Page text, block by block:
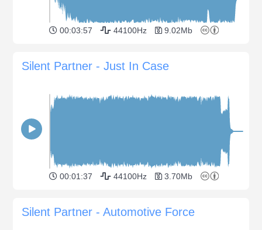
00:03:57 44100Hz 9.02Mb
Silent Partner - Just In Case
00:01:37 44100Hz 3.70Mb
Silent Partner - Automotive Force